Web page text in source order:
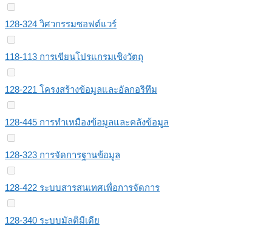
128-324 วิศวกรรมซอฟต์แวร์
118-113 การเขียนโปรแกรมเชิงวัตถุ
128-221 โครงสร้างข้อมูลและอัลกอริทึม
128-445 การทำเหมืองข้อมูลและคลังข้อมูล
128-323 การจัดการฐานข้อมูล
128-422 ระบบสารสนเทศเพื่อการจัดการ
128-340 ระบบมัลติมีเดีย